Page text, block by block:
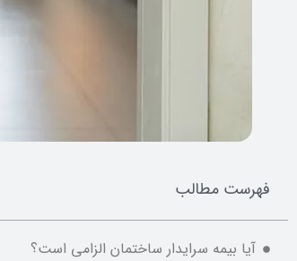
فهرست مطالب
آیا بیمه سرایدار ساختمان الزامی است؟